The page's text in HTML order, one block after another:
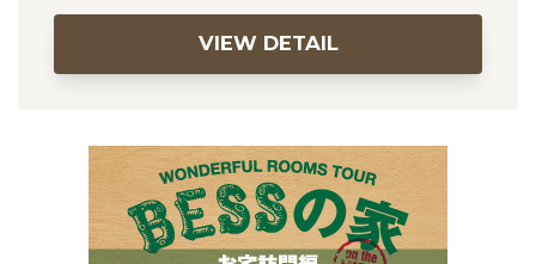
VIEW DETAIL